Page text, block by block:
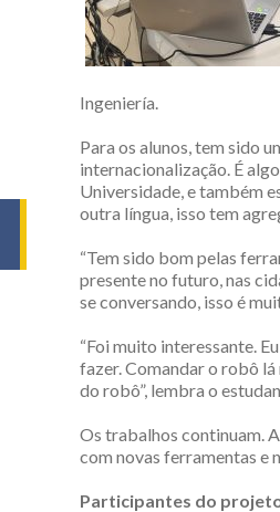
Ingeniería.
Para os alunos, tem sido
internacionalização. É
Universidade, e também
outra língua, isso tem
“Tem sido bom pelas
presente no futuro, nas
se conversando, isso é
“Foi muito interessante.
fazer. Comandar o robô
do robô”, lembra o
Os trabalhos continuam.
com novas ferramentas e
Participantes do